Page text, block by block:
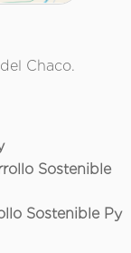
Chaco.
Sostenible
Sostenible Py